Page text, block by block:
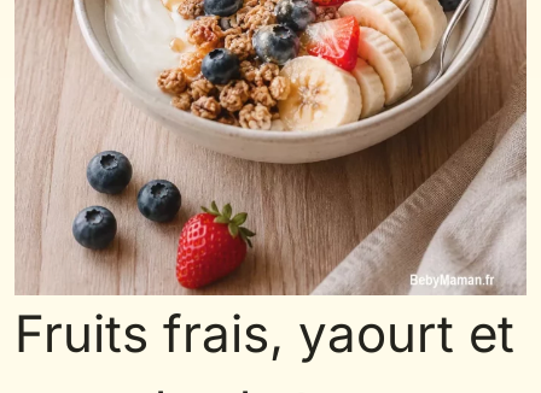
Fruits frais, yaourt et